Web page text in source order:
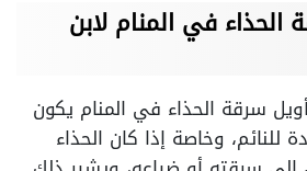
في المنام لابن
سرقة الحذاء في المنام يكون
للنائم، وخاصة إذا كان الحذاء